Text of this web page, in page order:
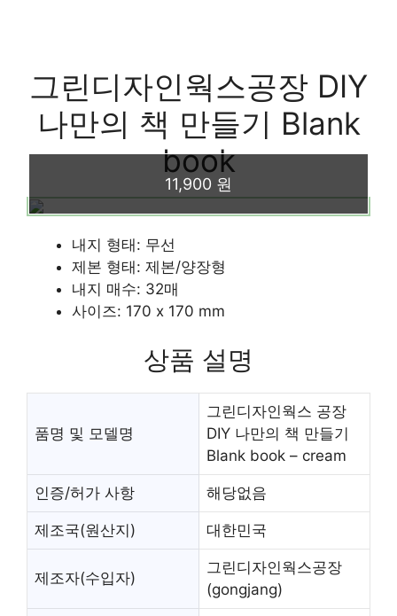
그린디자인웍스공장 DIY
나만의 책 만들기 Blank
book
11,900 원
내지 형태: 무선
제본 형태: 제본/양장형
내지 매수: 32매
사이즈: 170 x 170 mm
상품 설명
품명 및 모델명
그린디자인웍스 공장
DIY 나만의 책 만들기
Blank book – cream
인증/허가 사항 해당없음
제조국(원산지) 대한민국
제조자(수입자)
그린디자인웍스공장
(gongjang)